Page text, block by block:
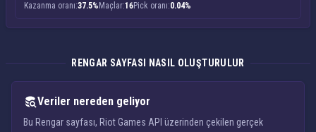
Kazanma oranı:37.5% Maçlar:16Pick oranı:0.04%
RENGAR SAYFASI NASIL OLUŞTURULUR
Veriler nereden geliyor
Bu Rengar sayfası, Riot Games API üzerinden çekilen gerçek